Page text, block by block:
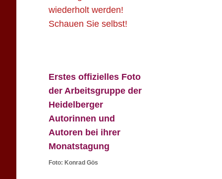
wiederholt werden!
Schauen Sie selbst!
Erstes offizielles Foto
der Arbeitsgruppe der
Heidelberger
Autorinnen und
Autoren bei ihrer
Monatstagung
Foto: Konrad Gös